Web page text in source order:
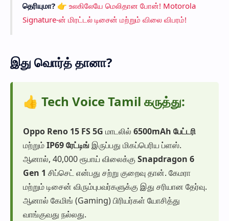
தெரியுமா? 👉 உலகிலேயே மெலிதான போன்! Motorola
Signature-ன் மிரட்டல் டிசைன் மற்றும் விலை விபரம்!
இது வொர்த் தானா?
👍 Tech Voice Tamil கருத்து:
Oppo Reno 15 FS 5G மாடலில் 6500mAh பேட்டரி
மற்றும்IP69 ரேட்டிங் இருப்பது மிகப்பெரிய ப்ளஸ்.
ஆனால், 40,000 ரூபாய் விலைக்கு Snapdragon 6
Gen 1 சிப்செட் என்பது சற்று குறைவு தான். கேமரா
மற்றும் டிசைன் விரும்புபவர்களுக்கு இது சரியான தேர்வு.
ஆனால் கேமிங் (Gaming) பிரியர்கள் யோசித்து
வாங்குவது நல்லது.